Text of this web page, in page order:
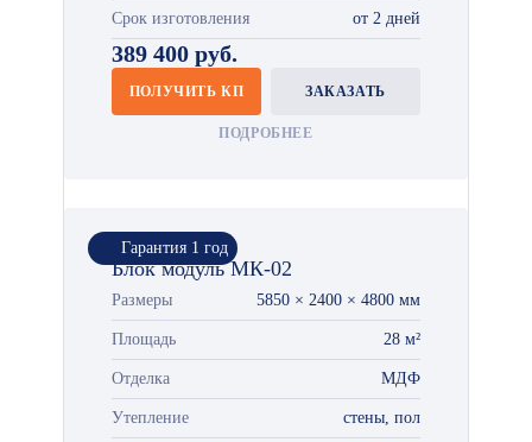
Срок изготовления от 2 дней
389 400 руб.
ПОЛУЧИТЬ КП ЗАКАЗАТЬ
ПОДРОБНЕЕ
Гарантия 1 год
Блок модуль МК-02
Размеры 5850 × 2400 × 4800 мм
Площадь 28 м²
Отделка МДФ
Утепление стены, пол